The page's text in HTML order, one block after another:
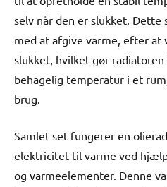
selv når den er slukket.
med at afgive varme, efter at
slukket, hvilket gør
behagelig temperatur i et
brug.
Samlet set fungerer en
elektricitet til varme ved
og varmeelementer. Denne